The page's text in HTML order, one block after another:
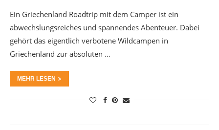
Ein Griechenland Roadtrip mit dem Camper ist ein
abwechslungsreiches und spannendes Abenteuer. Dabei
gehört das eigentlich verbotene Wildcampen in
Griechenland zur absoluten …
MEHR LESEN